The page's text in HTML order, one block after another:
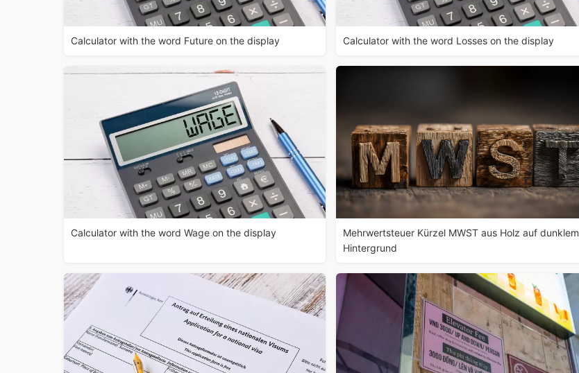
Calculator with the word Future on the display Calculator with the word Losses on the display
Calculator with the word Wage on the display
Mehrwertsteuer Kürzel MWST aus Holz auf dunklem
Hintergrund